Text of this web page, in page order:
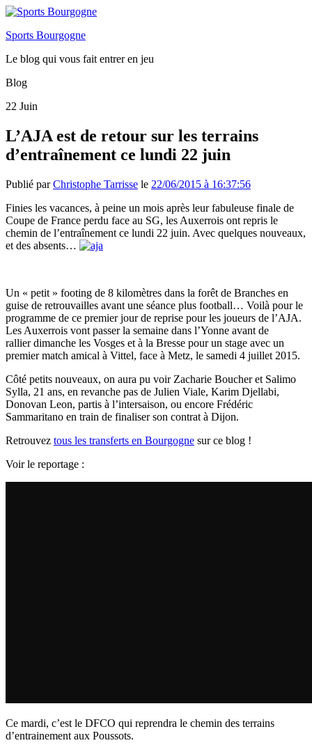
Sports Bourgogne
Le blog qui vous fait entrer en jeu
Blog
22 Juin
L’AJA est de retour sur les terrains
d’entraînement ce lundi 22 juin
Publié parChristophe Tarrisse le 22/06/2015 à 16:37:56
Finies les vacances, à peine un mois après leur fabuleuse finale de
Coupe de France perdu face au SG, les Auxerrois ont repris le
chemin de l’entraînement ce lundi 22 juin. Avec quelques nouveaux,
et des absents…
Un « petit » footing de 8 kilomètres dans la forêt de Branches en
guise de retrouvailles avant une séance plus football… Voilà pour le
programme de ce premier jour de reprise pour les joueurs de l’AJA.
Les Auxerrois vont passer la semaine dans l’Yonne avant de
rallierdimanche les Vosges et à la Bresse pour un stage avec un
premiermatch amical à Vittel, face à Metz, le samedi 4 juillet 2015.
Côté petits nouveaux, on aura pu voir Zacharie Boucher et Salimo
Sylla, 21 ans, en revanche pas de Julien Viale, Karim Djellabi,
Donovan Leon, partis à l’intersaison, ou encore Frédéric
Sammaritano en train de finaliser son contrat à Dijon.
Retrouvez tous les transferts en Bourgogne sur ce blog !
Voir le reportage :
Ce mardi, c’est le DFCO qui reprendra le chemin des terrains
d’entrainement aux Poussots.